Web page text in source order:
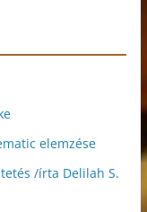
elemzése
/írta Delilah S.